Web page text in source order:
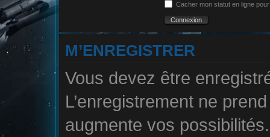
Cacher mon statut en ligne
M’ENREGISTRER
Vous devez être
L’enregistrement ne
augmente vos